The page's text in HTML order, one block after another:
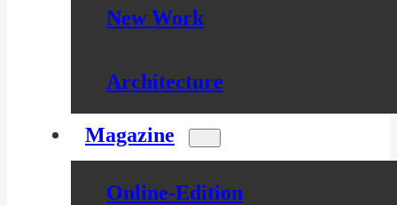
New Work
Architecture
Magazine
Online-Edition